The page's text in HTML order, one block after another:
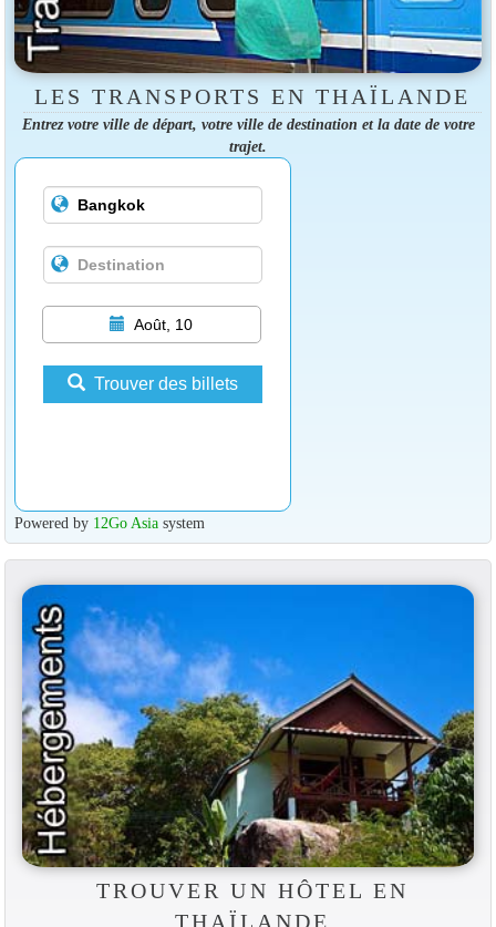
LES TRANSPORTS EN THAÏLANDE
Entrez votre ville de départ, votre ville de destination et la date de votre
trajet.
Août, 10
Trouver des billets
Powered by 12Go Asiasystem
TROUVER UN HÔTEL EN
THAÏLANDE